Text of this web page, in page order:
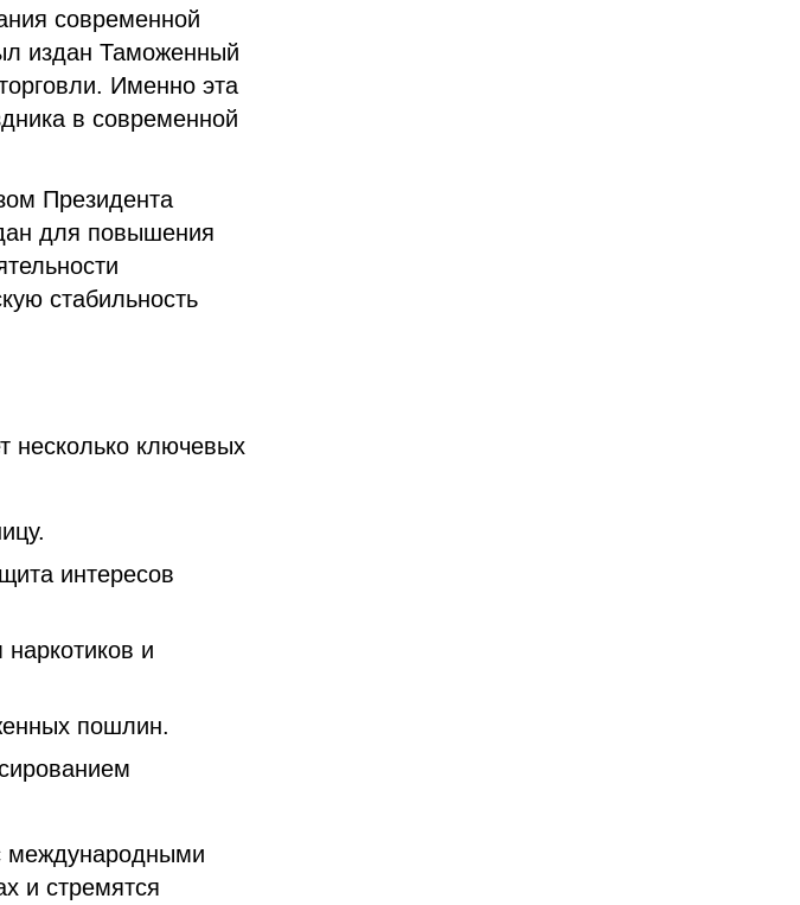
современной
издан Таможенный
Именно эта
в современной
Президента
для повышения
стабильность
несколько ключевых
интересов
и
пошлин.
международными
и стремятся